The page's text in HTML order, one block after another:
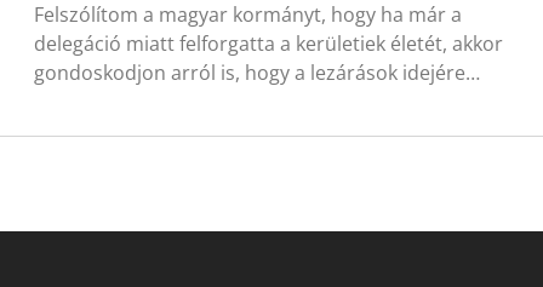
Felszólítom a magyar kormányt, hogy ha már a
delegáció miatt felforgatta a kerületiek életét, akkor
gondoskodjon arról is, hogy a lezárások idejére…